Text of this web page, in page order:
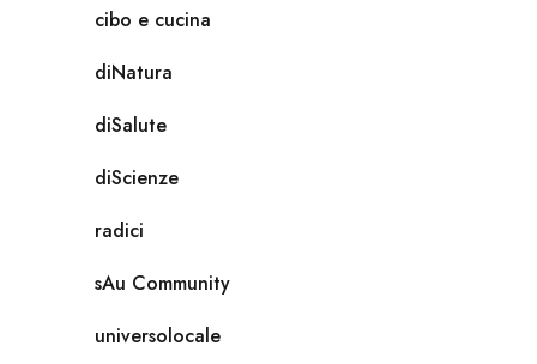
cibo e cucina
diNatura
diSalute
diScienze
radici
sAu Community
universolocale